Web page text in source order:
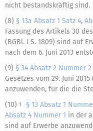
nicht bestandskräftig sind.
(8) § 13a Absatz 1 Satz 4,
Fassung des Artikels 30
(BGBl. I S. 1809) sind auf
nach dem 6. Juni 2013
(9) § 34 Absatz 2 Nummer 2
Gesetzes vom 29. Juni
anzuwenden, für die die
(10) 1 § 13 Absatz 1
Absatz 4 Nummer 1 in der
sind auf Erwerbe